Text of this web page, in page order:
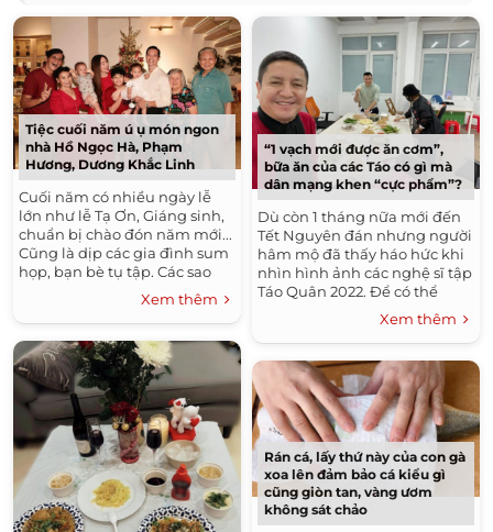
Tiệc cuối năm ú ụ món ngon
nhà Hồ Ngọc Hà, Phạm
Hương, Dương Khắc Linh
Cuối năm có nhiều ngày lễ
lớn như lễ Tạ Ơn, Giáng sinh,
chuẩn bị chào đón năm mới...
Cũng là dịp các gia đình sum
họp, bạn bè tụ tập. Các sao
Việt cũng chuẩn bị cho
Xem thêm
“1 vạch mới được ăn cơm”,
bữa ăn của các Táo có gì mà
dân mạng khen “cực phẩm”?
Dù còn 1 tháng nữa mới đến
Tết Nguyên đán nhưng người
hâm mộ đã thấy háo hức khi
nhìn hình ảnh các nghệ sĩ tập
Táo Quân 2022. Để có thể
đem đến niềm vui cho khán
giả trong dịp cuối...
Xem thêm
Rán cá, lấy thứ này của con gà
xoa lên đảm bảo cá kiểu gì
cũng giòn tan, vàng ươm
không sát chảo